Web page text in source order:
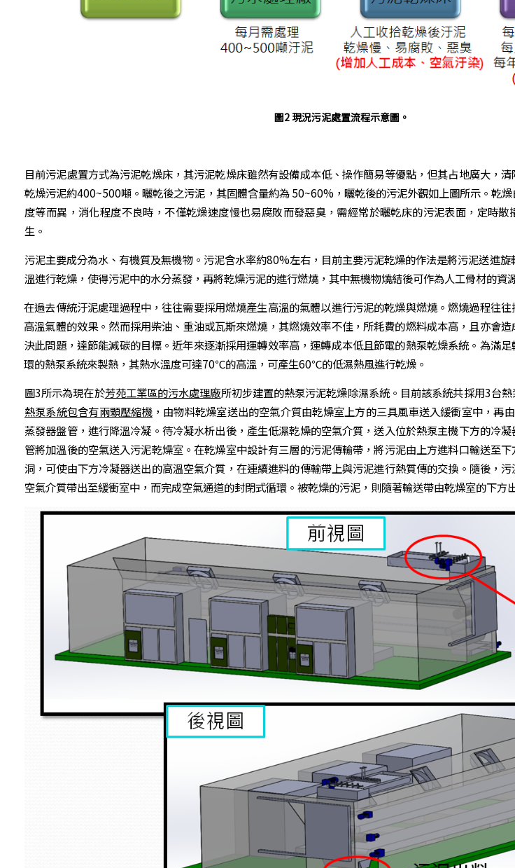
圖2 現況污泥處置流程示意圖。
目前污泥處置方式為污泥乾燥床，其污泥乾燥床雖然有設備成本低、操作簡易等優點，但其占地廣大，
乾燥污泥約400~500噸。曬乾後之污泥，其固體含量約為 50~60%，曬乾後的污泥外觀如上圖所示。乾
度等而異，消化程度不良時，不僅乾燥速度慢也易腐敗而發惡臭，需經常於曬乾床的污泥表面，定時
生。
污泥主要成分為水、有機質及無機物。污泥含水率約80%左右，目前主要污泥乾燥的作法是將污泥送
溫進行乾燥，使得污泥中的水分蒸發，再將乾燥污泥的進行燃燒，其中無機物燒結後可作為人工骨材的資
在過去傳統汙泥處理過程中，往往需要採用燃燒產生高溫的氣體以進行污泥的乾燥與燃燒。燃燒過程往
高溫氣體的效果。然而採用柴油、重油或瓦斯來燃燒，其燃燒效率不佳，所耗費的燃料成本高，且亦會
決此問題，達節能減碳的目標。近年來逐漸採用運轉效率高，運轉成本低且節電的熱泵乾燥系統。為滿
環的熱泵系統來製熱，其熱水溫度可達70℃的高溫，可產生60℃的低濕熱風進行乾燥。
圖3所示為現在於芳苑工業區的污水處理廠所初步建置的熱泵污泥乾燥除濕系統。目前該系統共採用3台
熱泵系統包含有兩顆壓縮機，由物料乾燥室送出的空氣介質由乾燥室上方的三具風車送入緩衝室中，再
蒸發器盤管，進行降溫冷凝。待冷凝水析出後，產生低濕乾燥的空氣介質，送入位於熱泵主機下方的冷
管將加溫後的空氣送入污泥乾燥室。在乾燥室中設計有三層的污泥傳輸帶，將污泥由上方進料口輸送至
洞，可使由下方冷凝器送出的高溫空氣介質，在連續進料的傳輸帶上與污泥進行熱質傳的交換。隨後，
空氣介質帶出至緩衝室中，而完成空氣通道的封閉式循環。被乾燥的污泥，則隨著輸送帶由乾燥室的下方